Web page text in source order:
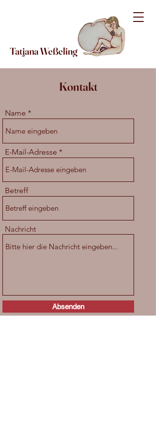
Tatjana Weßeling
Kontakt
Name
E-Mail-Adresse
Betreff
Nachricht
Absenden